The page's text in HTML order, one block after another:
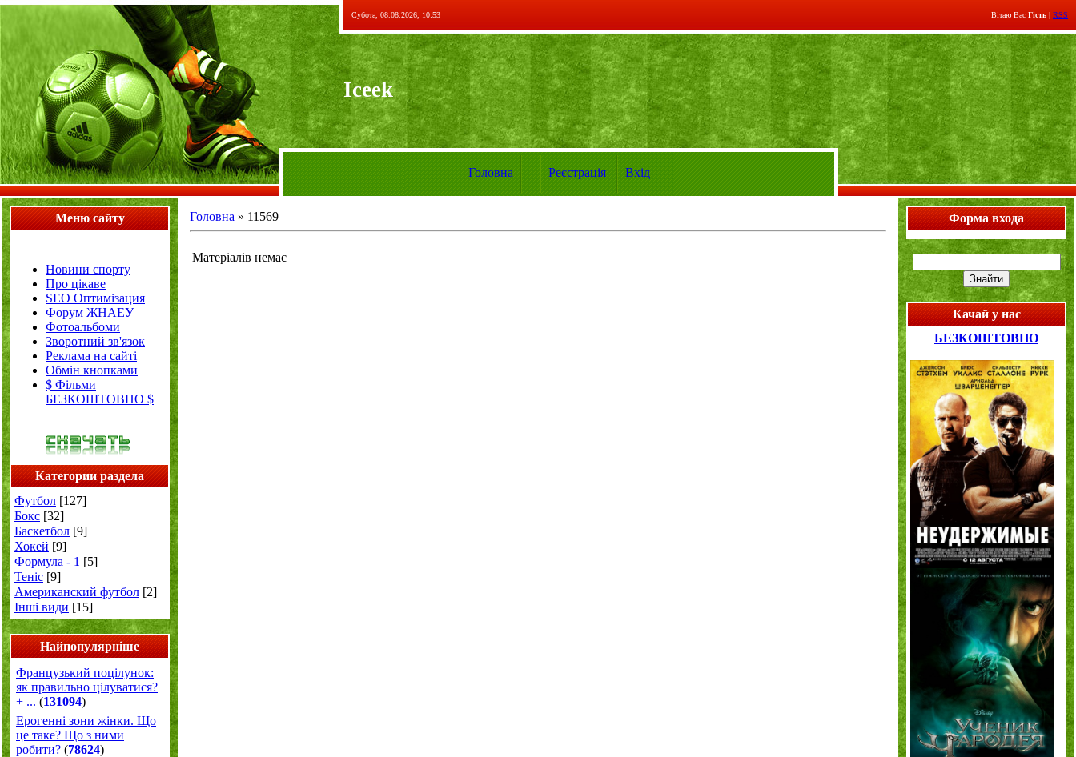
Субота, 08.08.2026, 10:53 Вітаю Вас Гість | RSS
Iceek
Головна Реєстрація Вхід
Меню сайту
Новини спорту
Про цікаве
SEO Оптимізация
Форум ЖНАЕУ
Фотоальбоми
Зворотний зв'язок
Реклама на сайті
Обмін кнопками
$ Фільми
БЕЗКОШТОВНО $
Категории раздела
Футбол [127]
Бокс [32]
Баскетбол [9]
Хокей [9]
Формула - 1 [5]
Теніс [9]
Американский футбол [2]
Інші види [15]
Найпопулярніше
Французький поцілунок:
як правильно цілуватися?
+ ... (131094)
Ерогенні зони жінки. Що
це таке? Що з ними
робити? (78624)
Головна » 11569
Матеріалів немає
Форма входа
Качай у нас
БЕЗКОШТОВНО